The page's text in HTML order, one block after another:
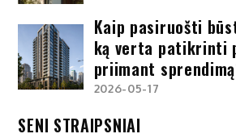
Kaip pasiruošti
ką verta patikrinti
priimant
2026-05-17
SENI STRAIPSNIAI